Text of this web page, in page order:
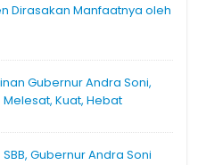
Dirasakan Manfaatnya oleh
Gubernur Andra Soni,
Kuat, Hebat
Gubernur Andra Soni